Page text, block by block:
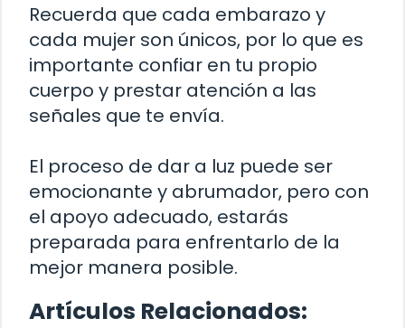
Recuerda que cada embarazo y
cada mujer son únicos, por lo que es
importante confiar en tu propio
cuerpo y prestar atención a las
señales que te envía.
El proceso de dar a luz puede ser
emocionante y abrumador, pero con
el apoyo adecuado, estarás
preparada para enfrentarlo de la
mejor manera posible.
Artículos Relacionados: